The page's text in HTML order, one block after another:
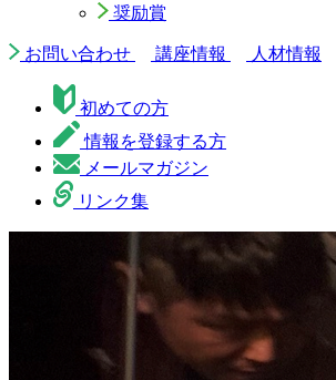
奨励賞
お問い合わせ 講座情報 人材情報
初めての方
情報を登録する方
メールマガジン
リンク集